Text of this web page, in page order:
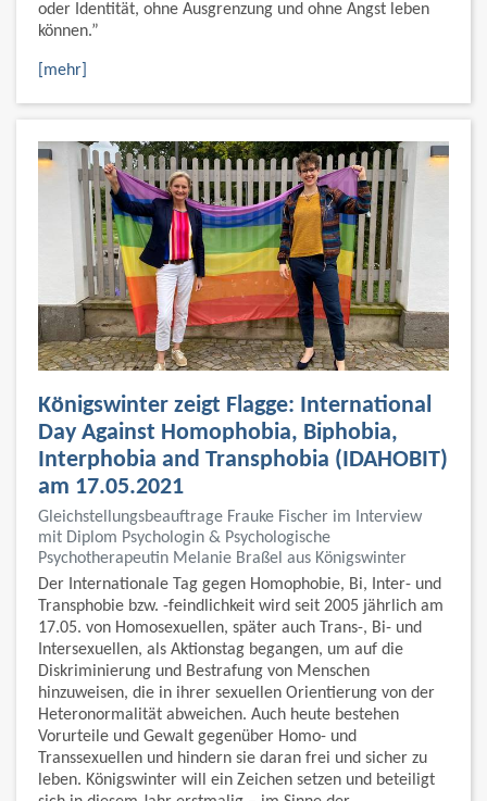
oder Identität, ohne Ausgrenzung und ohne Angst leben
können.”
[mehr]
Königswinter zeigt Flagge: International
Day Against Homophobia, Biphobia,
Interphobia and Transphobia (IDAHOBIT)
am 17.05.2021
Gleichstellungsbeauftrage Frauke Fischer im Interview
mit Diplom Psychologin & Psychologische
Psychotherapeutin Melanie Braßel aus Königswinter
Der Internationale Tag gegen Homophobie, Bi, Inter- und
Transphobie bzw. -feindlichkeit wird seit 2005 jährlich am
17.05. von Homosexuellen, später auch Trans-, Bi- und
Intersexuellen, als Aktionstag begangen, um auf die
Diskriminierung und Bestrafung von Menschen
hinzuweisen, die in ihrer sexuellen Orientierung von der
Heteronormalität abweichen. Auch heute bestehen
Vorurteile und Gewalt gegenüber Homo- und
Transsexuellen und hindern sie daran frei und sicher zu
leben. Königswinter will ein Zeichen setzen und beteiligt